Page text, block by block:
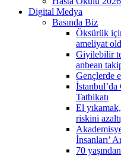
Digital Medya
Basında Biz
Öksürük
ameliyat
Giyilebilir
anbean
Gençlerde
Tatbikatı
El
riskini
İnsanları’
70